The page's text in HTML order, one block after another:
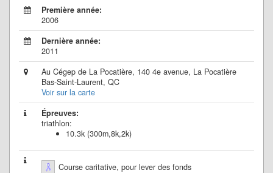
Première année:
2006
Dernière année:
2011
Au Cégep de La Pocatière, 140 4e avenue, La Pocatière
Bas-Saint-Laurent, QC
Voir sur la carte
Épreuves:
triathlon:
10.3k (300m,8k,2k)
Course caritative, pour lever des fonds